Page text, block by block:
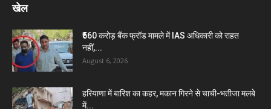
खेल
₹560 करोड़ बैंक फ्रॉड मामले में IAS अधिकारी को राहत
नहीं,...
August 6, 2026
हरियाणा में बारिश का कहर, मकान गिरने से चाची-भतीजा मलबे
में...